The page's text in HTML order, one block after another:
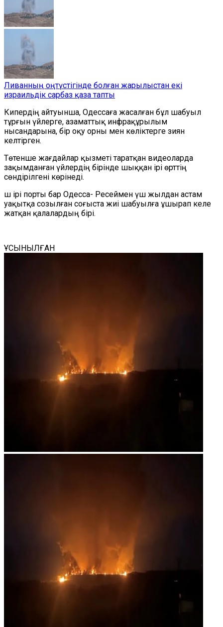
Ливанның оңтүстігінде болған жарылыстан екі
израильдік сарбаз қаза тапты
Кипердің айтуынша, Одессаға жасалған бұл шабуыл
тұрғын үйлерге, азаматтық инфрақұрылым
нысандарына, бір оқу орны мен көліктерге зиян
келтірген.
Төтенше жағдайлар қызметі таратқан видеоларда
зақымданған үйлердің бірінде шыққан ірі өрттің
сөндірілгені көрінеді.
Үш ірі порты бар Одесса- Ресеймен үш жылдан астам
уақытқа созылған соғыста жиі шабуылға ұшырап келе
жатқан қалалардың бірі.
ҰСЫНЫЛҒАН